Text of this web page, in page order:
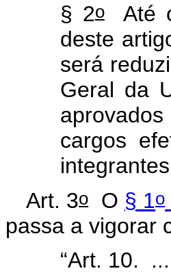
§ 2oAté o
deste
será
Geral da
cargos
Art. 3oO § 1o
passa a vigorar
“Art. 10.